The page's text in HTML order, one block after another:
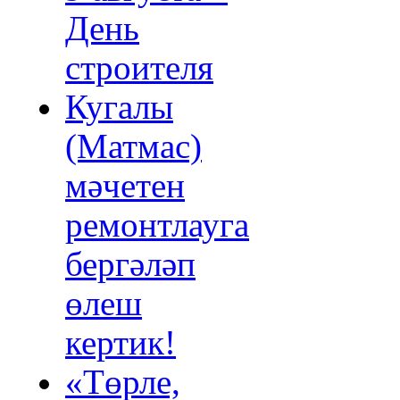
День
строителя
Кугалы
(Матмас)
мәчетен
ремонтлауга
бергәләп
өлеш
кертик!
«Төрле,